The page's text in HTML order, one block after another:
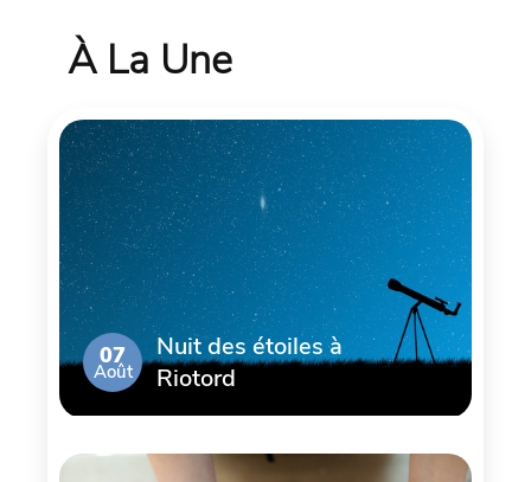
À La Une
07
Août
Nuit des étoiles à
Riotord